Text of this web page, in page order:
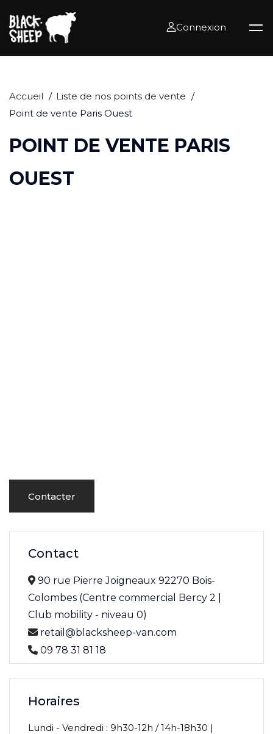
Connexion
Accueil
Liste de nos points de vente
Point de vente Paris Ouest
POINT DE VENTE PARIS
OUEST
Contacter
Contact
90 rue Pierre Joigneaux 92270 Bois-
Colombes (Centre commercial Bercy 2 |
Club mobility - niveau 0)
retail@blacksheep-van.com
09 78 31 81 18
Horaires
Lundi - Vendredi : 9h30-12h / 14h-18h30 |